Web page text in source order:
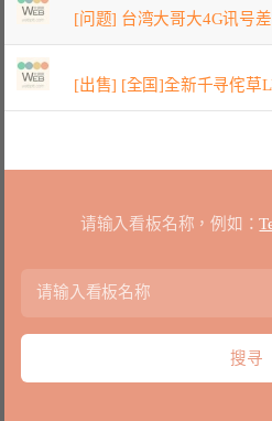
[问题] 台湾大哥大4G讯号差
[出售] [全国]全新千寻侘草
请输入看板名称，例如：